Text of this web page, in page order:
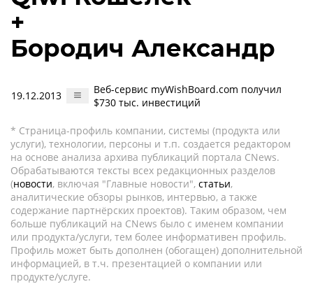
+
Бородич Александр
19.12.2013
Веб-сервис myWishBoard.com получил
$730 тыс. инвестиций
* Страница-профиль компании, системы (продукта или
услуги), технологии, персоны и т.п. создается редактором
на основе анализа архива публикаций портала CNews.
Обрабатываются тексты всех редакционных разделов
(новости, включая "Главные новости", статьи,
аналитические обзоры рынков, интервью, а также
содержание партнёрских проектов). Таким образом, чем
больше публикаций на CNews было с именем компании
или продукта/услуги, тем более информативен профиль.
Профиль может быть дополнен (обогащен) дополнительной
информацией, в т.ч. презентацией о компании или
продукте/услуге.